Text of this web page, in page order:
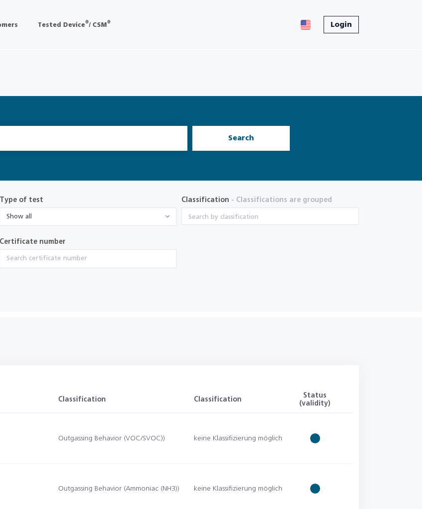
Tested Device®/ CSM ® Login
Search
Type of test
Show all
Certificate number
Classification - Classifications are grouped
Classification Classification
Status
(validity)
Outgassing Behavior (VOC/SVOC)) keine Klassifizierung möglich
Outgassing Behavior (Ammoniac (NH3)) keine Klassifizierung möglich